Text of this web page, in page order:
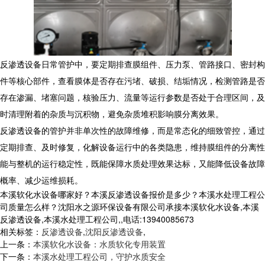
反渗透设备日常管护中，要定期排查膜组件、压力泵、管路接口、密封构
件等核心部件，查看膜体是否存在污堵、破损、结垢情况，检测管路是否
存在渗漏、堵塞问题，核验压力、流量等运行参数是否处于合理区间，及
时清理附着的杂质与沉积物，避免杂质堆积影响膜分离效果。
反渗透设备的管护并非单次性的故障维修，而是常态化的细致管控，通过
定期排查、及时修复，化解设备运行中的各类隐患，维持膜组件的分离性
能与整机的运行稳定性，既能保障水质处理效果达标，又能降低设备故障
概率、减少运维损耗。
本溪软化水设备哪家好？本溪反渗透设备报价是多少？本溪水处理工程公
司质量怎么样？沈阳水之源环保设备有限公司承接本溪软化水设备,本溪
反渗透设备,本溪水处理工程公司,,电话:13940085673
相关标签： 反渗透设备,沈阳反渗透设备,
上一条： 本溪软化水设备：水质软化专用装置
下一条： 本溪水处理工程公司，守护水质安全